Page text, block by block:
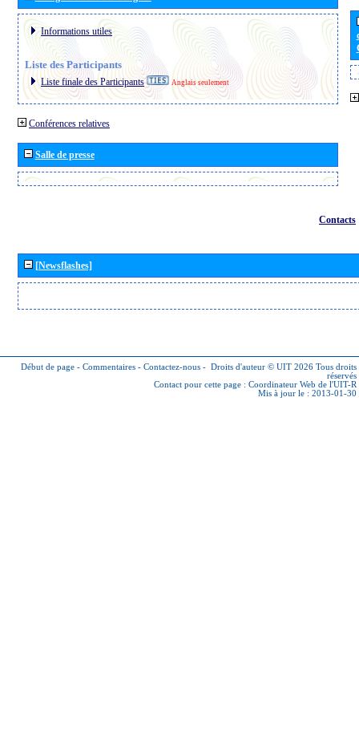
Informations utiles
Liste des Participants
Liste finale des Participants Anglais seulement
Conférences relatives
Salle de presse
Contacts
[Newsflashes]
Début de page - Commentaires - Contactez-nous - Droits d'auteur © UIT 2026 Tous droits
réservés
Contact pour cette page : Coordinateur Web de l'UIT-R
Mis à jour le : 2013-01-30